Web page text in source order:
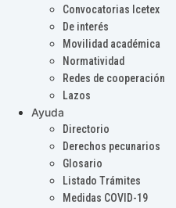
Convocatorias Icetex
De interés
Movilidad académica
Normatividad
Redes de cooperación
Lazos
Ayuda
Directorio
Derechos pecunarios
Glosario
Listado Trámites
Medidas COVID-19